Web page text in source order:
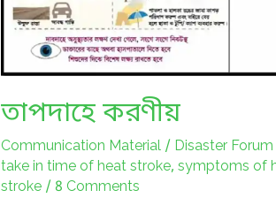
তাপদাহে করণীয়
Communication Material/ Disaster
take in time of heat stroke, symptoms of
stroke/ 8 Comments